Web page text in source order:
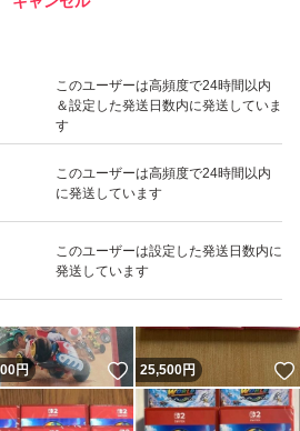
このユーザーは高頻度で24時間以内
＆設定した発送日数内に発送していま
す
このユーザーは高頻度で24時間以内
に発送しています
このユーザーは設定した発送日数内に
発送しています
いいね！
25,500
！
円 いいね！
25,500円